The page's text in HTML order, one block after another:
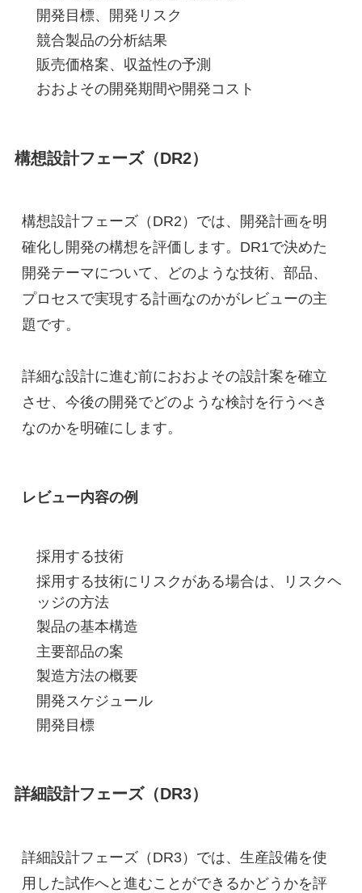
開発目標、開発リスク
競合製品の分析結果
販売価格案、収益性の予測
おおよその開発期間や開発コスト
構想設計フェーズ（DR2）
構想設計フェーズ（DR2）では、開発計画を明
確化し開発の構想を評価します。DR1で決めた
開発テーマについて、どのような技術、部品、
プロセスで実現する計画なのかがレビューの主
題です。
詳細な設計に進む前におおよその設計案を確立
させ、今後の開発でどのような検討を行うべき
なのかを明確にします。
レビュー内容の例
採用する技術
採用する技術にリスクがある場合は、リスクヘ
ッジの方法
製品の基本構造
主要部品の案
製造方法の概要
開発スケジュール
開発目標
詳細設計フェーズ（DR3）
詳細設計フェーズ（DR3）では、生産設備を使
用した試作へと進むことができるかどうかを評